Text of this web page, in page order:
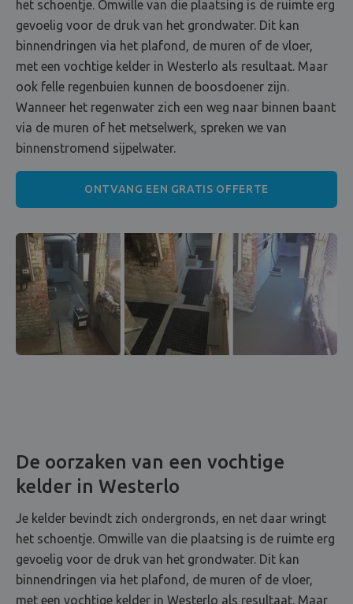
het schoentje. Omwille van die plaatsing is de ruimte erg
gevoelig voor de druk van het grondwater. Dit kan
binnendringen via het plafond, de muren of de vloer,
met een vochtige kelder in Westerlo als resultaat. Maar
ook felle regenbuien kunnen de boosdoener zijn.
Wanneer het regenwater zich een weg naar binnen baant
via de muren of het metselwerk, spreken we van
binnenstromend sijpelwater.
ONTVANG EEN GRATIS OFFERTE
De oorzaken van een vochtige
kelder in Westerlo
Je kelder bevindt zich ondergronds, en net daar wringt
het schoentje. Omwille van die plaatsing is de ruimte erg
gevoelig voor de druk van het grondwater. Dit kan
binnendringen via het plafond, de muren of de vloer,
met een vochtige kelder in Westerlo als resultaat. Maar